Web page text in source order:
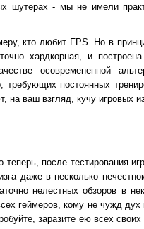
шутерах - мы не имели
кто любит FPS. Но в
хардкорная, и
осовремененной
постоянных
на ваш взгляд, кучу игровых
после тестирования
даже в несколько
нелестных обзоров в
геймеров, кому не чужд дух
заразите ею всех